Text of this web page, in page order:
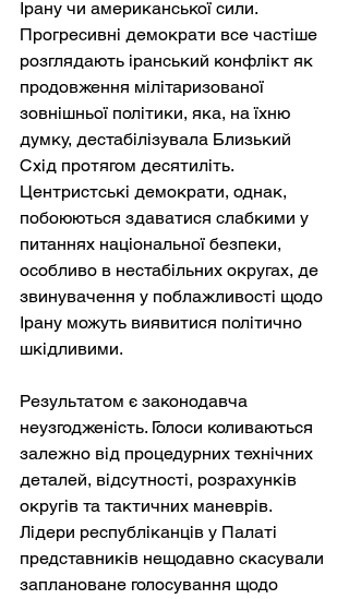
Ірану чи американської сили.
Прогресивні демократи все частіше
розглядають іранський конфлікт як
продовження мілітаризованої
зовнішньої політики, яка, на їхню
думку, дестабілізувала Близький
Схід протягом десятиліть.
Центристські демократи, однак,
побоюються здаватися слабкими у
питаннях національної безпеки,
особливо в нестабільних округах, де
звинувачення у поблажливості щодо
Ірану можуть виявитися політично
шкідливими.
Результатом є законодавча
неузгодженість. Голоси коливаються
залежно від процедурних технічних
деталей, відсутності, розрахунків
округів та тактичних маневрів.
Лідери республіканців у Палаті
представників нещодавно скасували
заплановане голосування щодо